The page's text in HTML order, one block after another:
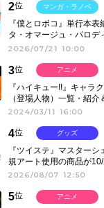
2位
『僕とロボコ』単行本表
タ・オマージュ・パロデ
2026/07/21 10:00
マンガ・ラノベ
3位
『ハイキュー!!』キャラ
（登場人物）一覧・紹介
2024/03/11 16:00
アニメ
4位
『ツイステ』マスターシ
規アート使用の商品が
2026/08/07 12:50
グッズ
5位
アニメ